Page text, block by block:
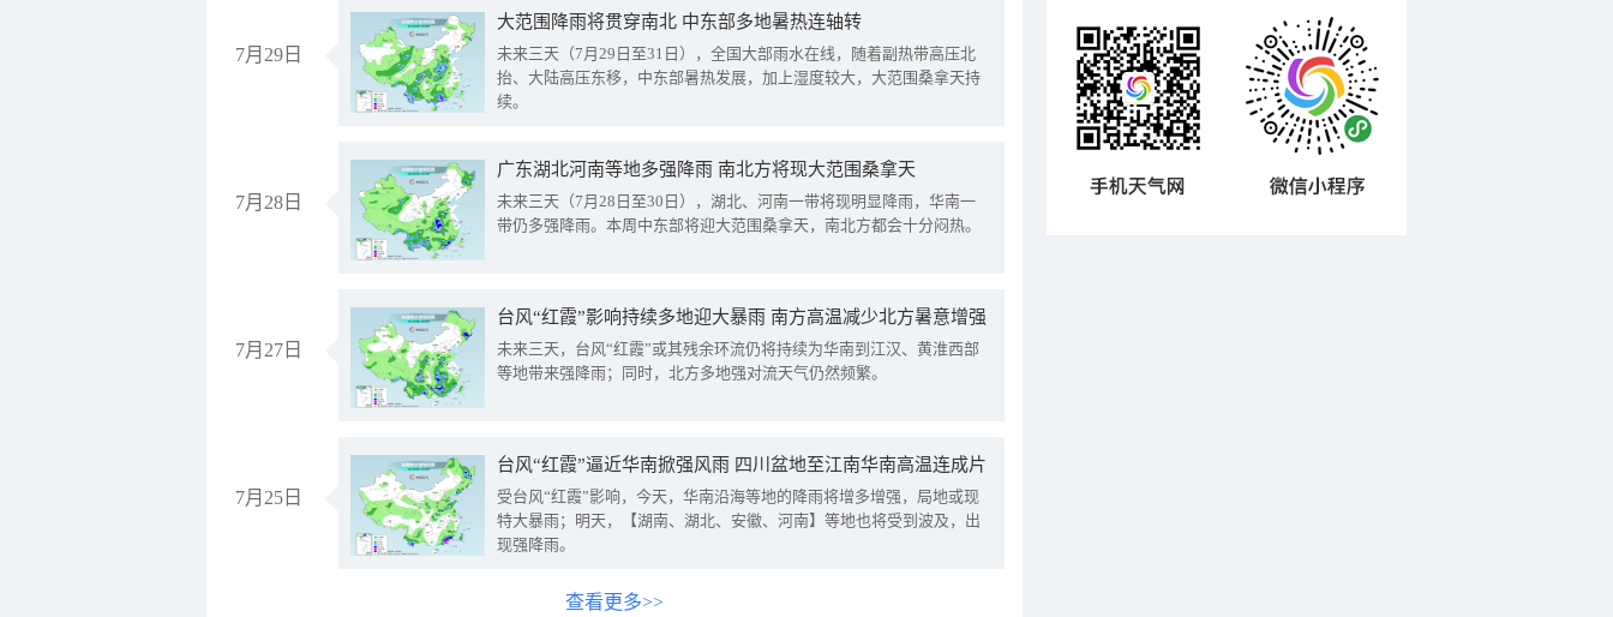
7月29日
大范围降雨将贯穿南北 中东部多地暑热连轴转
未来三天（7月29日至31日），全国大部雨水在线，随着副热带高压北
抬、大陆高压东移，中东部暑热发展，加上湿度较大，大范围桑拿天持
续。
7月28日
广东湖北河南等地多强降雨 南北方将现大范围桑拿天
未来三天（7月28日至30日），湖北、河南一带将现明显降雨，华南一
带仍多强降雨。本周中东部将迎大范围桑拿天，南北方都会十分闷热。
7月27日
台风“红霞”影响持续多地迎大暴雨 南方高温减少北方暑意增强
未来三天，台风“红霞”或其残余环流仍将持续为华南到江汉、黄淮西部
等地带来强降雨；同时，北方多地强对流天气仍然频繁。
7月25日
台风“红霞”逼近华南掀强风雨 四川盆地至江南华南高温连成片
受台风“红霞”影响，今天，华南沿海等地的降雨将增多增强，局地或现
特大暴雨；明天，【湖南、湖北、安徽、河南】等地也将受到波及，出
现强降雨。
查看更多>>